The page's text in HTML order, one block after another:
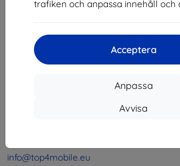
trafiken och anpassa innehåll och
Acceptera
Anpassa
Avvisa
Shield-SK s.r.o.
46701494
Momsregistreringsnummer:
info@top4mobile.eu